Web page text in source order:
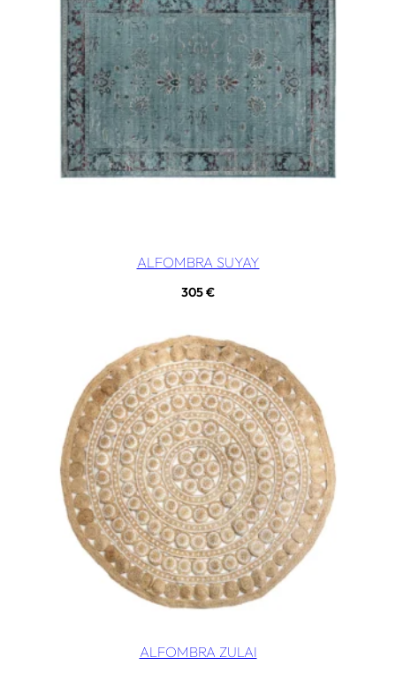
ALFOMBRA SUYAY
305€
ALFOMBRA ZULAI